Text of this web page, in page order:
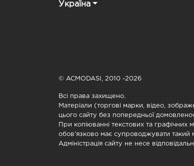
Україна
© ACMODASI, 2010 -2026
Всі права захищено.
Матеріали (торгові марки, відео,
цього сайту без попередньої
При копіюванні текстових та
обов'язково має супроводжувати такий
Адміністрація сайту не несе